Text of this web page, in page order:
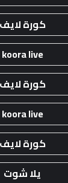
كورة لايف
koora live
كورة لايف
koora live
كورة لايف
يلا شوت